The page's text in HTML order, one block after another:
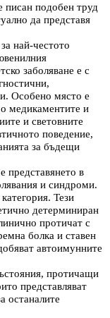
писан подобен труд
да представя
най-честото
заболяване е с
Особено място е
медикаментите и
и световните
поведение,
за бъдещи
представянето в
и синдроми.
Тези
детерминиран
протичат с
болка и ставен
автоимунните
протичащи
представляват
останалите